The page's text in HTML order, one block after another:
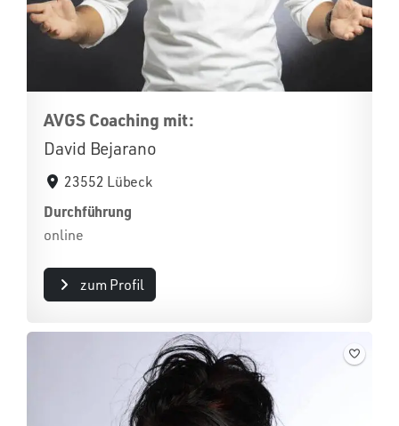
AVGS Coaching mit:
David Bejarano
23552 Lübeck
Durchführung
online
zum Profil